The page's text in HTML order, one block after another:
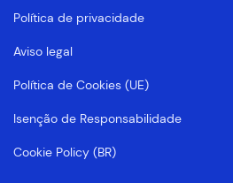
Política de privacidade
Aviso legal
Política de Cookies (UE)
Isenção de Responsabilidade
Cookie Policy (BR)